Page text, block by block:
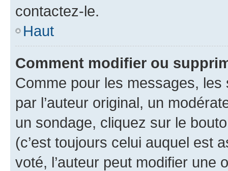
contactez-le.
Haut
Comment modifier ou
Comme pour les messages,
par l’auteur original, un
un sondage, cliquez sur le
(c’est toujours celui auquel est
voté, l’auteur peut modifier une